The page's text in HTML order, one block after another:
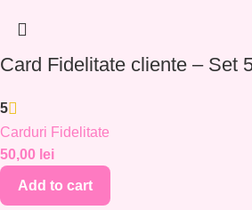
Card Fidelitate cliente – Set
5
Carduri Fidelitate
50,00 lei
Add to cart